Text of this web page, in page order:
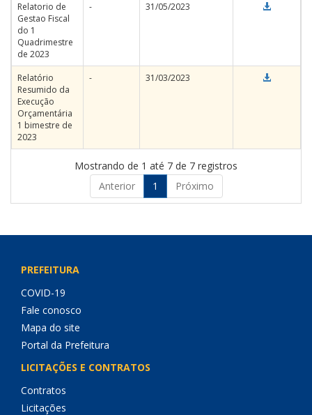
Relatorio de
Gestao Fiscal
do 1
Quadrimestre
de 2023
- 31/05/2023
Relatório
Resumido da
Execução
Orçamentária
1 bimestre de
2023
- 31/03/2023
Mostrando de 1 até 7 de 7 registros
Anterior
1 Próximo
PREFEITURA
COVID-19
Fale conosco
Mapa do site
Portal da Prefeitura
LICITAÇÕES E CONTRATOS
Contratos
Licitações